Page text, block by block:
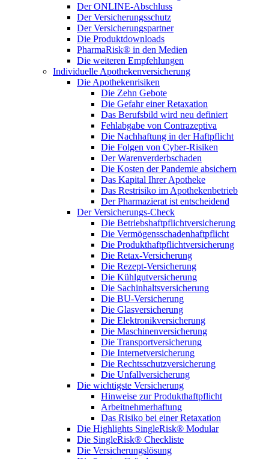
Der ONLINE-Abschluss
Der Versicherungsschutz
Der Versicherungspartner
Die Produktdownloads
PharmaRisk® in den Medien
Die weiteren Empfehlungen
Individuelle Apothekenversicherung
Die Apothekenrisiken
Die Zehn Gebote
Die Gefahr einer Retaxation
Das Berufsbild wird neu definiert
Fehlabgabe von Contrazeptiva
Die Nachhaftung in der Haftpflicht
Die Folgen von Cyber-Risiken
Der Warenverderbschaden
Die Kosten der Pandemie absichern
Das Kapital Ihrer Apotheke
Das Restrisiko im Apothekenbetrieb
Der Pharmazierat ist entscheidend
Der Versicherungs-Check
Die Betriebshaftpflichtversicherung
Die Vermögensschadenhaftpflicht
Die Produkthaftpflichtversicherung
Die Retax-Versicherung
Die Rezept-Versicherung
Die Kühlgutversicherung
Die Sachinhaltsversicherung
Die BU-Versicherung
Die Glasversicherung
Die Elektronikversicherung
Die Maschinenversicherung
Die Transportversicherung
Die Internetversicherung
Die Rechtsschutzversicherung
Die Unfallversicherung
Die wichtigste Versicherung
Hinweise zur Produkthaftpflicht
Arbeitnehmerhaftung
Das Risiko bei einer Retaxation
Die Highlights SingleRisk® Modular
Die SingleRisk® Checkliste
Die Versicherungslösung